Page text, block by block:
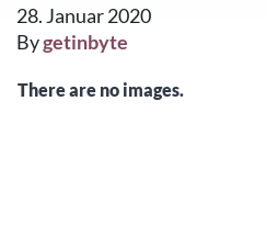
28. Januar 2020
Bygetinbyte
There are no images.